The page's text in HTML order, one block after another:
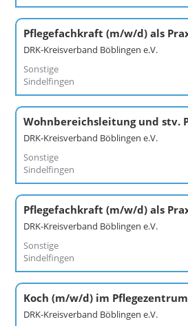
DRK-Kreisverband Böblingen e.V.
Sonstige
Sindelfingen
DRK-Kreisverband Böblingen e.V.
Sonstige
Sindelfingen
DRK-Kreisverband Böblingen e.V.
Sonstige
Sindelfingen
Koch (m/w/d) im Pflegezentrum
DRK-Kreisverband Böblingen e.V.